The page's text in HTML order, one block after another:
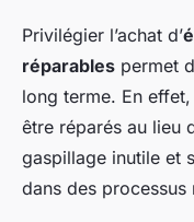
Privilégier l’achat d’
réparables permet
long terme. En
être réparés au lieu
gaspillage inutile et
dans des processus